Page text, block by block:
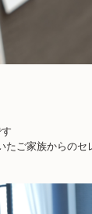
ご家族からのセ